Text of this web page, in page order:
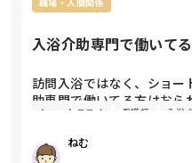
した。
入浴介助専門で働いて
訪問入浴ではなく、ショ
助専門で働いてる方はおら
ットやデメリットはありま
ショートステイ 看護師 入浴
ねむ